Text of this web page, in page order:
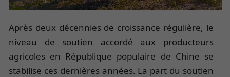
Après deux décennies de croissance régulière, le
niveau de soutien accordé aux producteurs
agricoles en République populaire de Chine se
stabilise ces dernières années. La part du soutien